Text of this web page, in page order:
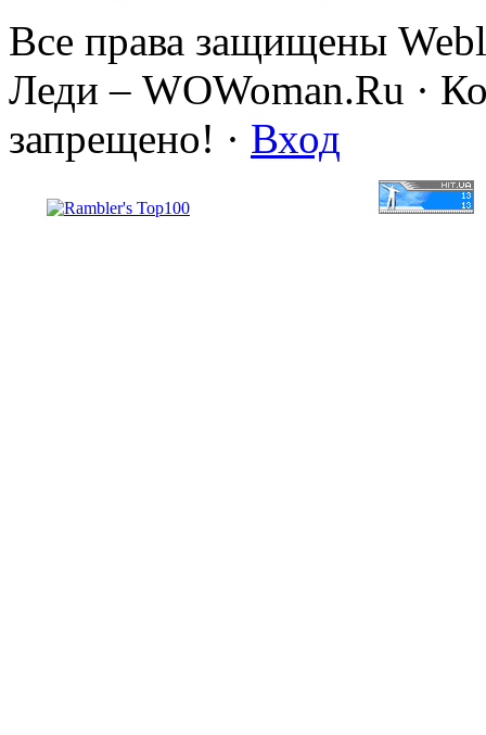
Все права защищены
Леди – WOWoman.Ru ·
запрещено! · Вход